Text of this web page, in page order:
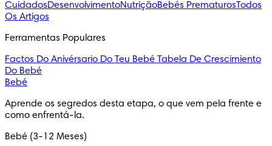
CuidadosDesenvolvimentoNutriçãoBebés PrematurosTodos
Os Artigos
Ferramentas Populares
Factos Do Anivérsario Do Teu Bebé Tabela De Crescimiento
Do Bebé
Bebé
Aprende os segredos desta etapa, o que vem pela frente e
como enfrentá-la.
Bebé (3-12 Meses)